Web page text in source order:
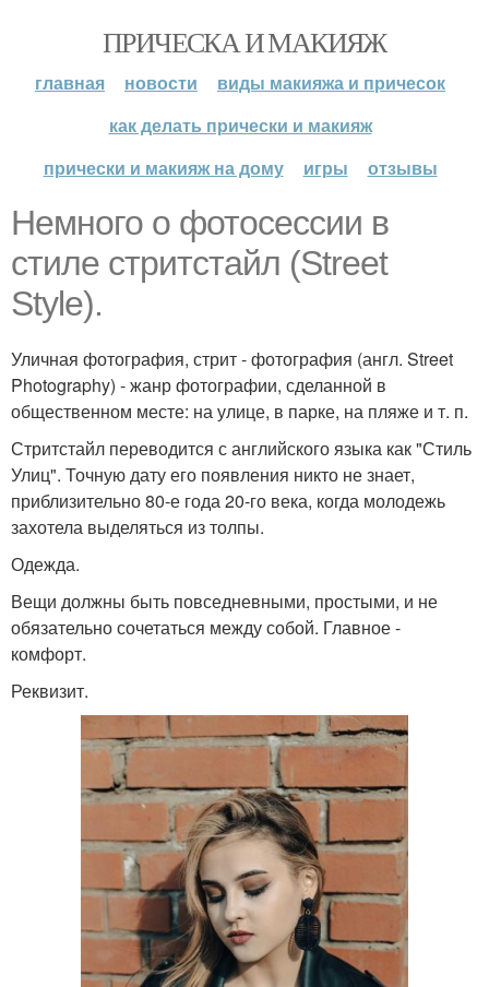
ПРИЧЕСКА И МАКИЯЖ
главная новости
виды макияжа и причесок
как делать прически и макияж
прически и макияж на дому
игры отзывы
Немного о фотосессии в
стиле стритстайл (Street
Style).
Уличная фотография, стрит - фотография (англ. Street
Photography) - жанр фотографии, сделанной в
общественном месте: на улице, в парке, на пляже и т. п.
Стритстайл переводится с английского языка как "Стиль
Улиц". Точную дату его появления никто не знает,
приблизительно 80-е года 20-го века, когда молодежь
захотела выделяться из толпы.
Одежда.
Вещи должны быть повседневными, простыми, и не
обязательно сочетаться между собой. Главное -
комфорт.
Реквизит.